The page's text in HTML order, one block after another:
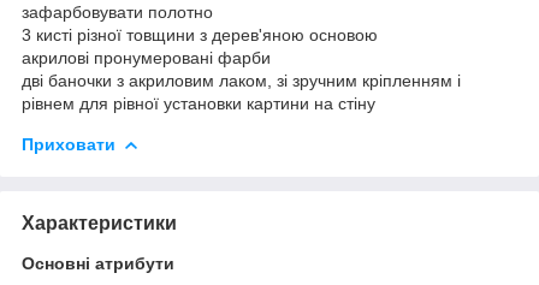
зафарбовувати полотно
3 кисті різної товщини з дерев'яною основою
акрилові пронумеровані фарби
дві баночки з акриловим лаком, зі зручним кріпленням і
рівнем для рівної установки картини на стіну
Приховати
Характеристики
Основні атрибути